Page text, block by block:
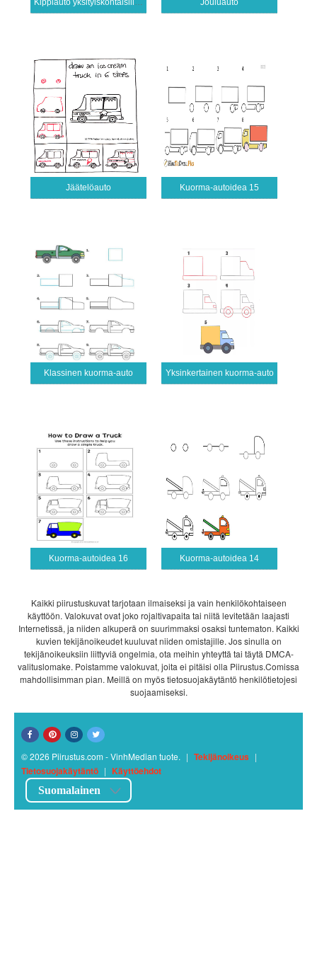
Kippiauto yksityiskohtaisilla oppailla Jouluauto
Jäätelöauto Kuorma-autoidea 15
Klassinen kuorma-auto Yksinkertainen kuorma-auto
Kuorma-autoidea 16 Kuorma-autoidea 14
Kaikki piirustuskuvat tarjotaan ilmaiseksi ja vain henkilökohtaiseen
käyttöön. Valokuvat ovat joko rojaltivapaita tai niitä levitetään laajasti
Internetissä, ja niiden alkuperä on suurimmaksi osaksi tuntematon. Kaikki
kuvien tekijänoikeudet kuuluvat niiden omistajille. Jos sinulla on
tekijänoikeuksiin liittyviä ongelmia, ota meihin yhteyttä tai täytä DMCA-
valituslomake. Poistamme valokuvat, joita ei pitäisi olla Piirustus.Comissa
mahdollisimman pian. Meillä on myös tietosuojakäytäntö henkilötietojesi
suojaamiseksi.
© 2026 Piirustus.com - VinhMedian tuote. | Tekijänoikeus |
Tietosuojakäytäntö | Käyttöehdot
Suomalainen